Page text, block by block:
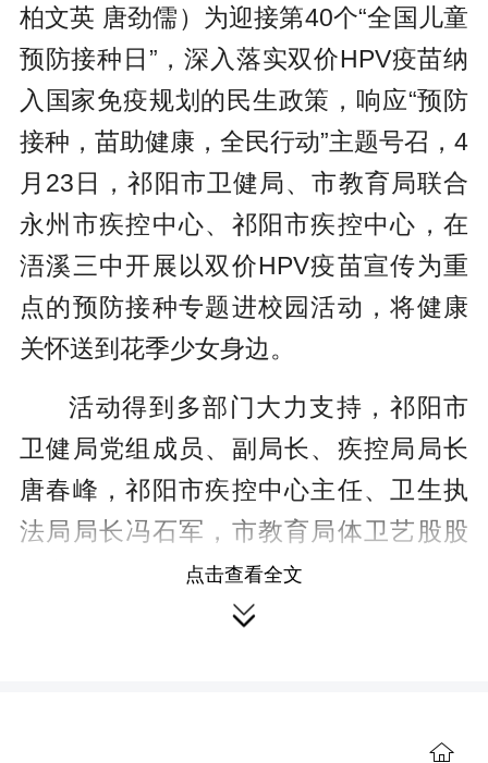
柏文英 唐劲儒）为迎接第40个“全国儿童
预防接种日”，深入落实双价HPV疫苗纳
入国家免疫规划的民生政策，响应“预防
接种，苗助健康，全民行动”主题号召，4
月23日，祁阳市卫健局、市教育局联合
永州市疾控中心、祁阳市疾控中心，在
浯溪三中开展以双价HPV疫苗宣传为重
点的预防接种专题进校园活动，将健康
关怀送到花季少女身边。
活动得到多部门大力支持，祁阳市
卫健局党组成员、副局长、疾控局局长
唐春峰，祁阳市疾控中心主任、卫生执
法局局长冯石军，市教育局体卫艺股股
长高建勇等领导到现场指导。冯石军在
致辞中指出，预防接种是公共卫生服务
更是对青少年女性健康的专属关怀。唐
点击查看全文
